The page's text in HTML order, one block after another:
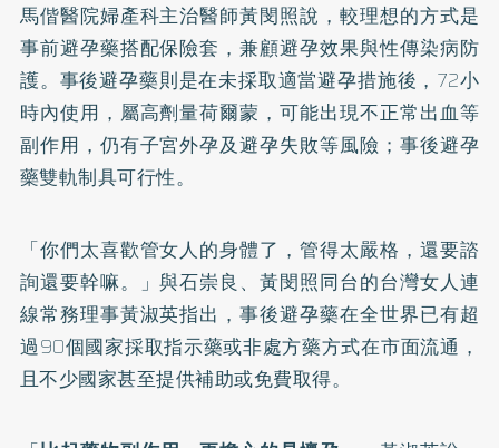
馬偕醫院婦產科主治醫師黃閔照說，較理想的方式是
事前避孕藥搭配保險套，兼顧避孕效果與性傳染病防
護。事後避孕藥則是在未採取適當避孕措施後，72小
時內使用，屬高劑量荷爾蒙，可能出現不正常出血等
副作用，仍有子宮外孕及避孕失敗等風險；事後避孕
藥雙軌制具可行性。
「你們太喜歡管女人的身體了，管得太嚴格，還要諮
詢還要幹嘛。」與石崇良、黃閔照同台的台灣女人連
線常務理事黃淑英指出，事後避孕藥在全世界已有超
過90個國家採取指示藥或非處方藥方式在市面流通，
且不少國家甚至提供補助或免費取得。